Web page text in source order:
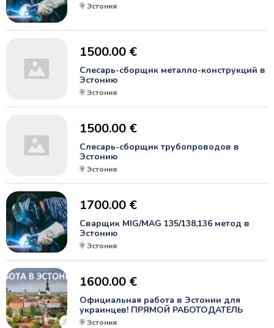
Эстония
1500.00 €
Слесарь-сборщик металло-конструкций в
Эстонию
Эстония
1500.00 €
Слесарь-сборщик трубопроводов в
Эстонию
Эстония
1700.00 €
Сварщик MIG/MAG 135/138,136 метод в
Эстонию
Эстония
1600.00 €
Официальная работа в Эстонии для
украинцев! ПРЯМОЙ РАБОТОДАТЕЛЬ
Эстония